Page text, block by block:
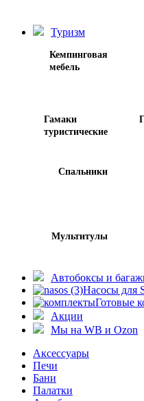
Туризм
Кемпинговая
мебель
Гамаки
туристические
Спальники
Мультитулы
Автобоксы и
Насосы для
Готовые
Акции
Мы на WB и Ozon
Аксессуары
Печи
Бани
Палатки